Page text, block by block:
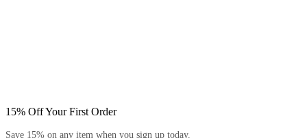
15% Off Your First Order
Save 15% on any item when you sign up today.